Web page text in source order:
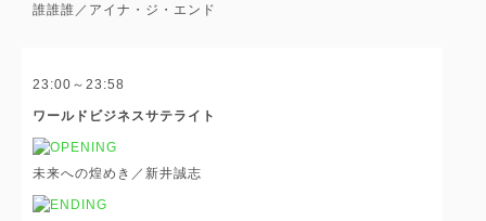
誰誰誰／アイナ・ジ・エンド
23:00～23:58
ワールドビジネスサテライト
未来への煌めき／新井誠志